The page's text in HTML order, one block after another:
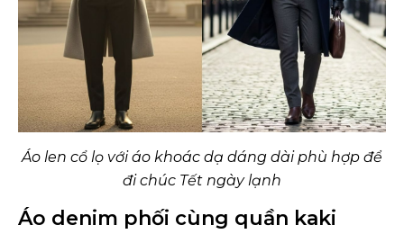
Áo len cổ lọ với áo khoác dạ dáng dài phù hợp để
đi chúc Tết ngày lạnh
Áo denim phối cùng quần kaki